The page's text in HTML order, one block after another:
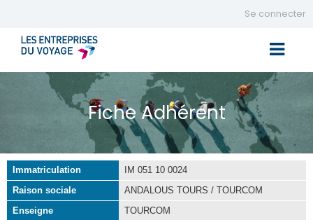
Se connecter
Fiche Adhérent
Immatriculation
IM 051 10 0024
Raison sociale
ANDALOUS TOURS / TOURCOM
Enseigne
TOURCOM